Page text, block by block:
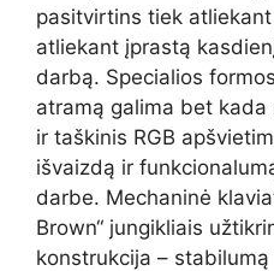
pasitvirtins tiek
atliekant įprastą
darbą. Specialios
atramą galima bet
ir taškinis RGB
išvaizdą ir
darbe. Mechaninė
Brown“ jungikliais
konstrukcija – stabilumą